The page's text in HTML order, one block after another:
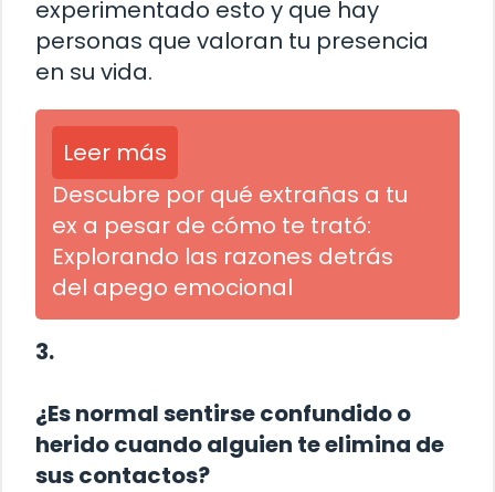
experimentado esto y que hay
personas que valoran tu presencia
en su vida.
Leer más
Descubre por qué extrañas a tu
ex a pesar de cómo te trató:
Explorando las razones detrás
del apego emocional
3.
¿Es normal sentirse confundido o
herido cuando alguien te elimina de
sus contactos?